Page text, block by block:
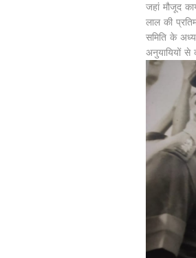
जहां मौजूद
लाल की
समिति के
अनुयायियों से